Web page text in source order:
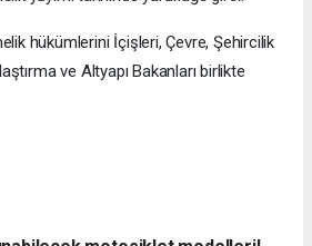
hükümlerini İçişleri, Çevre, Şehircilik
ve Altyapı Bakanları birlikte